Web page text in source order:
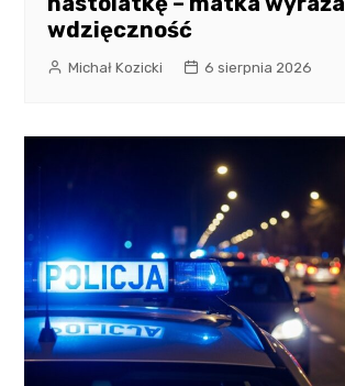
wdzięczność
Michał Kozicki 6 sierpnia 2026